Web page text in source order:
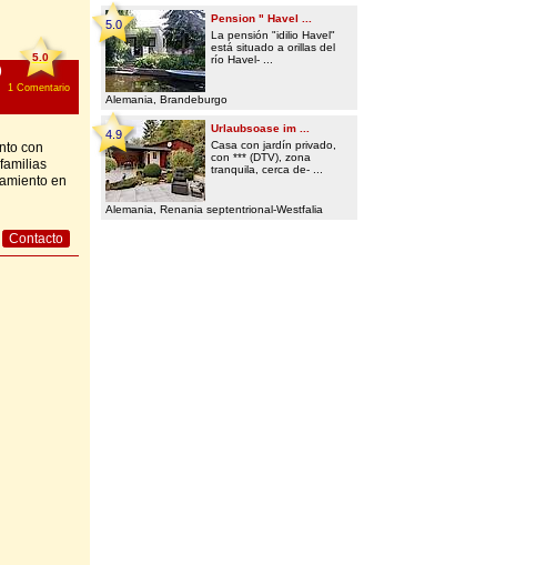
5.0
1 Comentario
con
en
Contacto
Pension " Havel ...
La pensión "idilio Havel"
está situado a orillas del
río Havel- ...
Alemania, Brandeburgo
5.0
Urlaubsoase im ...
Casa con jardín privado,
con *** (DTV), zona
tranquila, cerca de- ...
Alemania, Renania septentrional-Westfalia
4.9